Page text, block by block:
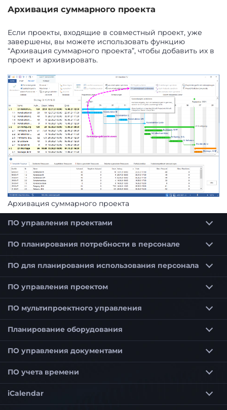
Архивация суммарного проекта
Если проекты, входящие в совместный проект, уже
завершены, вы можете использовать функцию
“Архивация суммарного проекта”, чтобы добавить их в
проект и архивировать.
Архивация суммарного проекта
ПО управления проектами
ПО планирования потребности в персонале
ПО для планирования использования персонала
ПО управления проектом
ПО мультипроектного управления
Планирование оборудования
ПО управления документами
ПО учета времени
iCalendar